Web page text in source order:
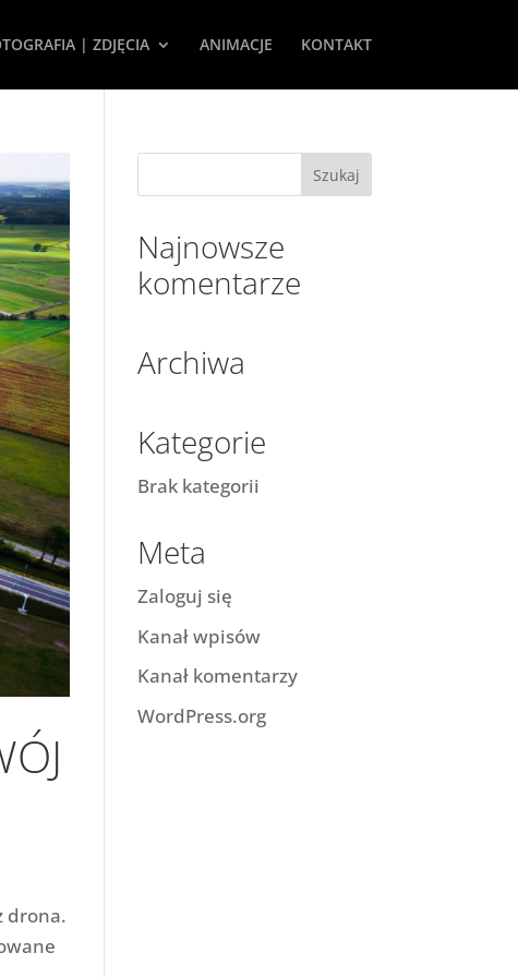
| ZDJĘCIA ANIMACJE KONTAKT
drona.
Najnowsze
komentarze
Archiwa
Kategorie
Brak kategorii
Meta
Zaloguj się
Kanał wpisów
Kanał komentarzy
WordPress.org